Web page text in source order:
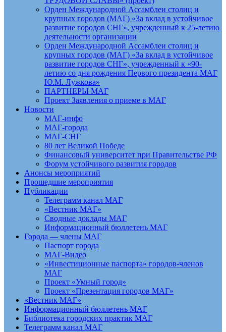
Орден Международной Ассамблеи столиц и
крупных городов (МАГ) «За вклад в устойчивое
развитие городов СНГ», учрежденный к 25-летию
деятельности организации
Орден Международной Ассамблеи столиц и
крупных городов (МАГ) «За вклад в устойчивое
развитие городов СНГ», учрежденный к «90-
летию со дня рождения Первого президента МАГ
Ю.М. Лужкова»
ПАРТНЕРЫ МАГ
Проект Заявления о приеме в МАГ
Новости
МАГ-инфо
МАГ-города
МАГ-СНГ
80 лет Великой Победе
Финансовый университет при Правительстве РФ
Форум устойчивого развития городов
Анонсы мероприятий
Прошедшие мероприятия
Публикации
Телеграмм канал МАГ
«Вестник МАГ»
Сводные доклады МАГ
Информационный бюллетень МАГ
Города — члены МАГ
Паспорт города
МАГ-Видео
«Инвестиционные паспорта» городов-членов
МАГ
Проект «Умный город»
Проект «Презентация городов МАГ»
«Вестник МАГ»
Информационный бюллетень МАГ
Библиотека городских практик МАГ
Телеграмм канал МАГ